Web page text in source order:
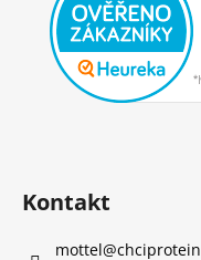
Kontakt
mottel@